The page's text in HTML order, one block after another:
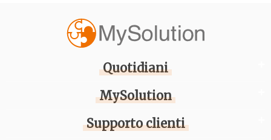
Quotidiani
MySolution
Supporto clienti